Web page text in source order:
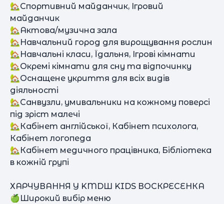
🏡Спортивний майданчик, Ігровий
майданчик
🏡Актова/музична зала
🏡Навчальний город для вирощування рослин
🏡Навчальні класи, Їдальня, Ігрові кімнати
🏡Окремі кімнати для сну та відпочинку
🏡Оснащене укриття для всіх видів
діяльності
🏡Санвузли, умивальники на кожному поверсі
під зріст малечі
🏡Кабінет англійської, Кабінет психолога,
Кабінет логопеда
🏡Кабінет медичного працівника, Бібліотека
в кожній групі
ХАРЧУВАННЯ У KMDШ KIDS ВОСКРЕСЕНКА
🍏Широкий вибір меню